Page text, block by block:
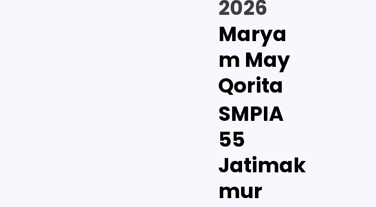
2026
Marya
m May
Qorita
SMPIA
55
Jatimak
mur